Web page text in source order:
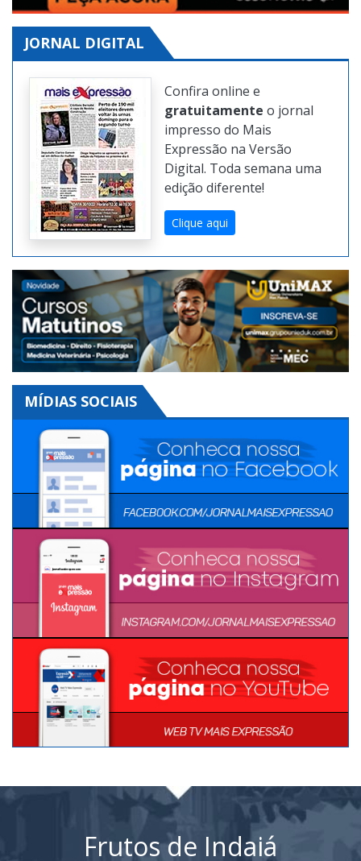
JORNAL DIGITAL
Confira online e
gratuitamenteo jornal
impresso do Mais
Expressão na Versão
Digital. Toda semana uma
edição diferente!
Clique aqui
MÍDIAS SOCIAIS